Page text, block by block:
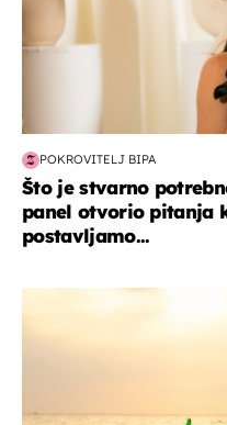
POKROVITELJ BIPA
Što je stvarno
panel otvorio pitanja
postavljamo...